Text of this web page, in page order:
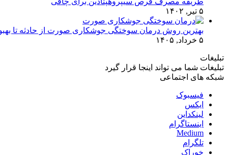
۵ تیر, ۱۴۰۲
بهترین روش درمان سوختگی جوشکاری صورت از حادثه تا
۵ خرداد, ۱۴۰۵
تبلیغات
تبلیغات شما می تواند اینجا قرار گیرد
شبکه های اجتماعی
فیسبوک
ایکس
لینکداین
اینستاگرام
Medium
تلگرام
خوراک